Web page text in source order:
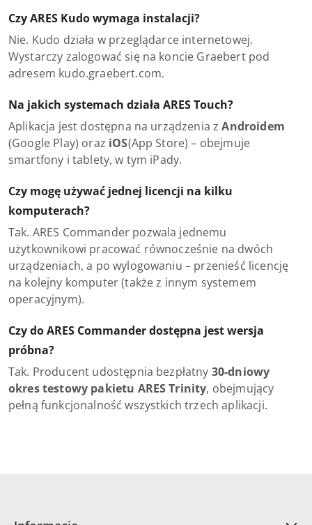
Czy ARES Kudo wymaga instalacji?
Nie. Kudo działa w przeglądarce internetowej.
Wystarczy zalogować się na koncie Graebert pod
adresem kudo.graebert.com.
Na jakich systemach działa ARES Touch?
Aplikacja jest dostępna na urządzenia zAndroidem
(Google Play) oraz iOS(App Store) – obejmuje
smartfony i tablety, w tym iPady.
Czy mogę używać jednej licencji na kilku
komputerach?
Tak. ARES Commander pozwala jednemu
użytkownikowi pracować równocześnie na dwóch
urządzeniach, a po wylogowaniu – przenieść licencję
na kolejny komputer (także z innym systemem
operacyjnym).
Czy do ARES Commander dostępna jest wersja
próbna?
Tak. Producent udostępnia bezpłatny 30-dniowy
okres testowy pakietu ARES Trinity, obejmujący
pełną funkcjonalność wszystkich trzech aplikacji.